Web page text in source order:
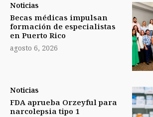
Noticias
Becas médicas impulsan
formación de especialistas
en Puerto Rico
agosto 6, 2026
Noticias
FDA aprueba Orzeyful para
narcolepsia tipo 1